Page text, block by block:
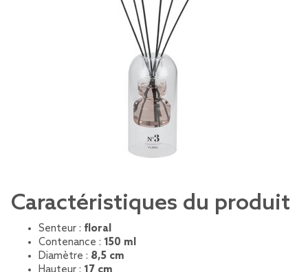
Caractéristiques du produit
Senteur : floral
Contenance : 150 ml
Diamètre : 8,5 cm